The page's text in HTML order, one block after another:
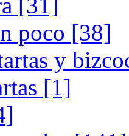
[31]
poco [38]
y
[1]